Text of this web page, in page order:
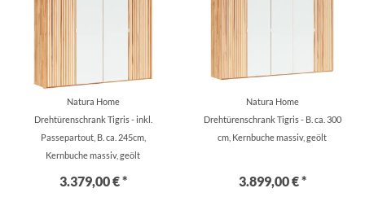
Natura Home
Drehtürenschrank Tigris - inkl.
Passepartout, B. ca. 245cm,
Kernbuche massiv, geölt
3.379,00 € *
Natura Home
Drehtürenschrank Tigris - B. ca. 300
cm, Kernbuche massiv, geölt
3.899,00 € *